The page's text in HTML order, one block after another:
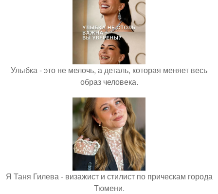
Улыбка - это не мелочь, а деталь, которая меняет весь
образ человека.
Я Таня Гилева - визажист и стилист по прическам города
Тюмени.